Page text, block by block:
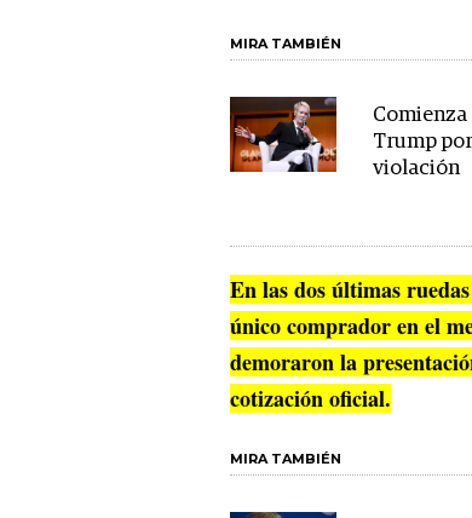
MIRA TAMBIÉN
Trump
violación
En las dos últimas
único comprador en el
demoraron la
cotización oficial.
MIRA TAMBIÉN